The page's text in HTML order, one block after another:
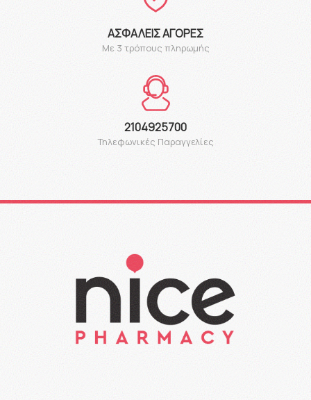
ΑΣΦΑΛΕΊΣ ΑΓΟΡΈΣ
Με 3 τρόπους πληρωμής
2104925700
Τηλεφωνικές Παραγγελίες